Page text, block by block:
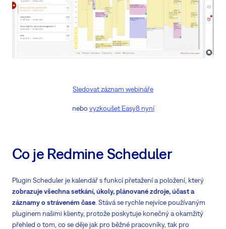
Sledovat záznam webináře
nebo vyzkoušet Easy8 nyní
Co je Redmine Scheduler
Plugin Scheduler je kalendář s funkcí přetažení a položení, který
zobrazuje všechna setkání, úkoly, plánované zdroje, účast a
záznamy o stráveném čase . Stává se rychle nejvíce používaným
pluginem našimi klienty, protože poskytuje konečný a okamžitý
přehled o tom, co se děje jak pro běžné pracovníky, tak pro